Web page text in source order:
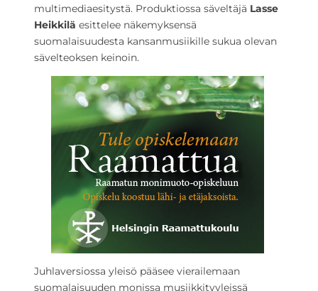
multimediaesitystä. Produktiossa säveltäjä Lasse
Heikkilä esittelee näkemyksensä
suomalaisuudesta kansanmusiikille sukua olevan
sävelteoksen keinoin.
Juhlaversiossa yleisö pääsee vierailemaan
suomalaisuuden monissa musiikkityyleissä